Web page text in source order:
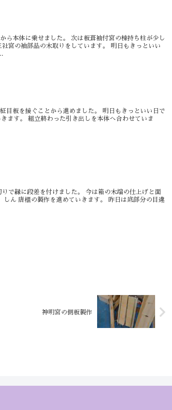
ら本体に乗せました。 次は板葺袖付宮の棟持ち柱が少し
宮の袖部品の木取りをしています。 明日もきっといい
目板を接ぐことから進めました。 明日もきっといい日で
ます。 組立終わった引き出しを本体へ合わせていま
で縁に段差を付けました。 今は箱の木端の仕上げと面
ん 唐櫃の製作を進めていきます。 昨日は底部分の目違
神明宮の側板製作